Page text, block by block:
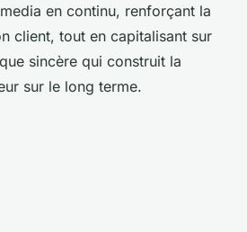
en continu, renforçant la
client, tout en capitalisant sur
sincère qui construit la
sur le long terme.